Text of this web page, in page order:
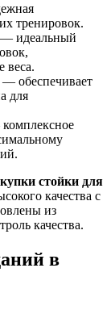
тренировок.
— идеальный
веса.
— обеспечивает
для
стойки для
качества с
из
качества.
в